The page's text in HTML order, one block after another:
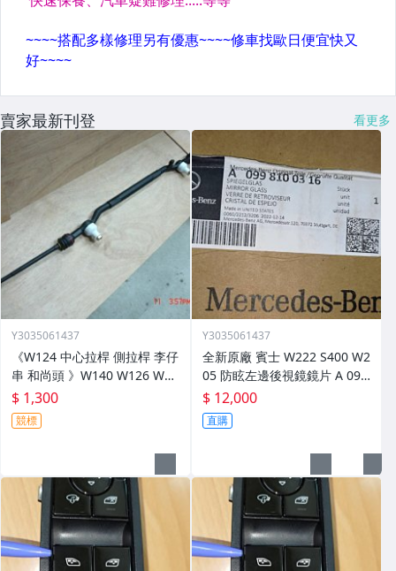
賣家最新刊登 看更多
Y3035061437
《W124 中心拉桿 側拉桿 李仔
串 和尚頭 》W140 W126 W20
2 R170 R129
$ 1,300
競標
Y3035061437
全新原廠 賓士 W222 S400 W2
05 防眩左邊後視鏡鏡片 A 099
810 03 16
$ 12,000
直購